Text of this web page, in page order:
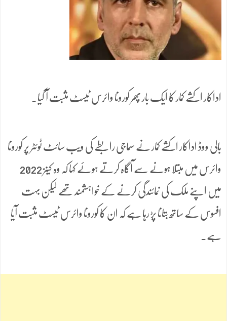
اداکار اکشے کمار کا ایک بار پھر کورونا وائرس ٹیسٹ مثبت آ گیا۔
بالی ووڈ اداکار اکشے کمار نے سماجی رابطے کی ویب سائٹ ٹوئٹر پر کورونا
وائرس میں مبتلا ہونے سے آگاہ کرتے ہوئے کہا کہ وہ کینز 2022
میں اپنے ملک کی نمائندگی کرنے کے خواہشمند تھے لیکن بہت
افسوس کے ساتھ بتانا پڑ رہا ہے کہ ان کا کورونا وائرس ٹیسٹ مثبت آیا
ہے۔